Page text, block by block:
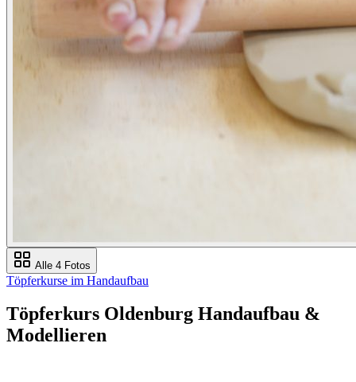
Alle 4 Fotos
Töpferkurse im Handaufbau
Töpferkurs Oldenburg Handaufbau &
Modellieren